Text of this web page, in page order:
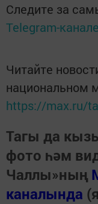
Следите за
Telegram-канале
Читайте
национальном
https://max.ru/
Тагы да
фото һәм
Чаллы»ның
каналында